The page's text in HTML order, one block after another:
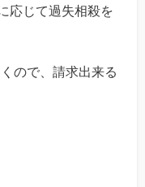
応じて過失相殺を
ので、請求出来る